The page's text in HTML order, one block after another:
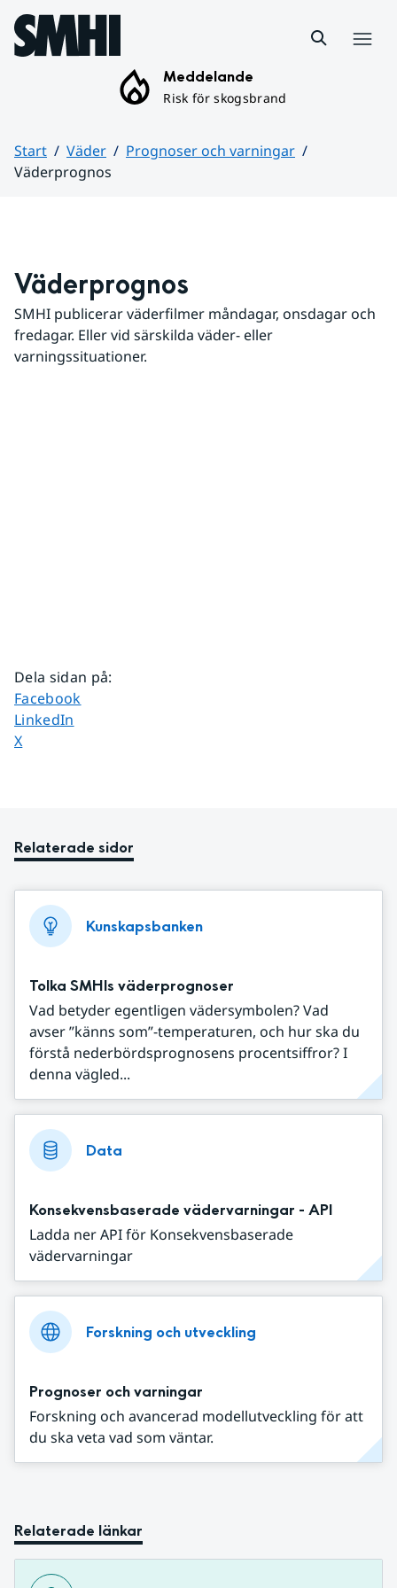
Hoppa till sidans innehåll
Meddelande
Risk för skogsbrand
Start Väder
Prognoser och varningar
Väderprognos
Väderprognos
SMHI publicerar väderfilmer måndagar, onsdagar och
fredagar. Eller vid särskilda väder- eller
varningssituationer.
Dela sidan på:
Dela sidan på
Facebook
Dela sidan på
LinkedIn
Dela sidan på
X
Relaterade sidor
Kunskapsbanken
Tolka SMHIs väderprognoser
Vad betyder egentligen vädersymbolen? Vad
avser ”känns som”-temperaturen, och hur ska du
förstå nederbördsprognosens procentsiffror? I
denna vägled...
Data
Konsekvensbaserade vädervarningar - API
Ladda ner API för Konsekvensbaserade
vädervarningar
Forskning och utveckling
Prognoser och varningar
Forskning och avancerad modellutveckling för att
du ska veta vad som väntar.
Relaterade länkar